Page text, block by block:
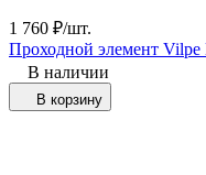
1 760 ₽/шт.
Проходной элемент Vilpe
В наличии
В корзину